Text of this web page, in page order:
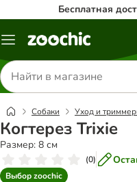
Бесплатная
Каталог
Поиск
товаров
Собаки Уход и
Когтерез Trixie
Размер: 8 см
(0)
Выбор zoochic